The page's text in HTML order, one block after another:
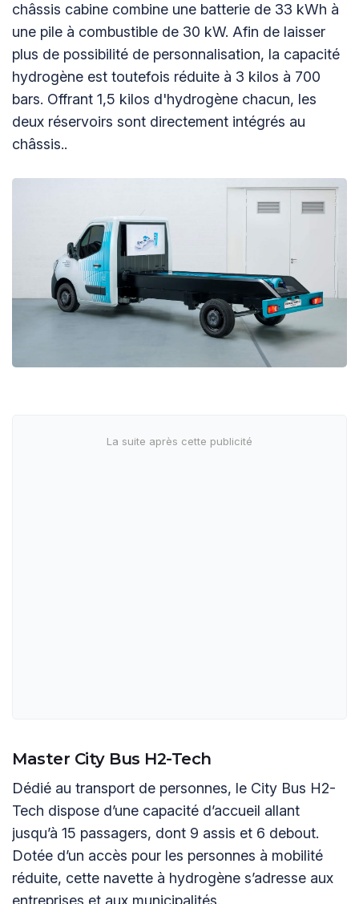
châssis cabine combine une batterie de 33 kWh à
une pile à combustible de 30 kW. Afin de laisser
plus de possibilité de personnalisation, la capacité
hydrogène est toutefois réduite à 3 kilos à 700
bars. Offrant 1,5 kilos d'hydrogène chacun, les
deux réservoirs sont directement intégrés au
châssis..
Master City Bus H2-Tech
Dédié au transport de personnes, le City Bus H2-
Tech dispose d’une capacité d’accueil allant
jusqu’à 15 passagers, dont 9 assis et 6 debout.
Dotée d’un accès pour les personnes à mobilité
réduite, cette navette à hydrogène s’adresse aux
entreprises et aux municipalités.